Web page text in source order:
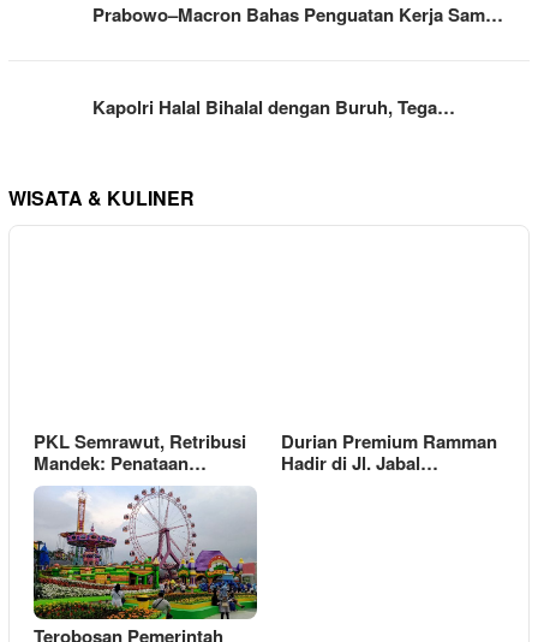
Prabowo–Macron Bahas Penguatan Kerja Sam…
Kapolri Halal Bihalal dengan Buruh, Tega…
WISATA & KULINER
PKL Semrawut, Retribusi
Mandek: Penataan…
Durian Premium Ramman
Hadir di Jl. Jabal…
Terobosan Pemerintah